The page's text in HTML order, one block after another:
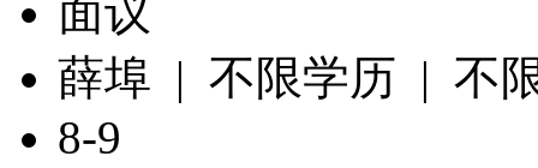
面议
薛埠 | 不限学历 | 不
8-9